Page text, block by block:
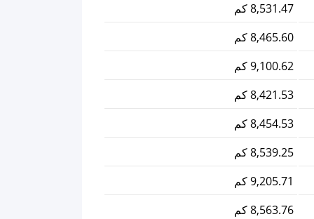
8,531.47 كم
8,465.60 كم
9,100.62 كم
8,421.53 كم
8,454.53 كم
8,539.25 كم
9,205.71 كم
8,563.76 كم